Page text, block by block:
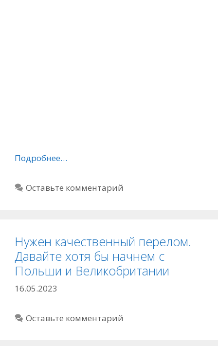
Подробнее…
Оставьте комментарий
Нужен качественный перелом.
Давайте хотя бы начнем с
Польши и Великобритании
16.05.2023
Оставьте комментарий